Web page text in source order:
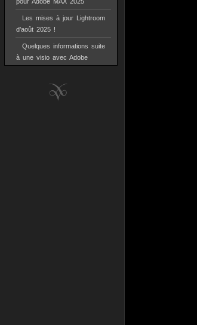
pour Adobe MAX 2025
Les mises à jour Lightroom
d’août 2025 !
Quelques informations suite
à une visio avec Adobe